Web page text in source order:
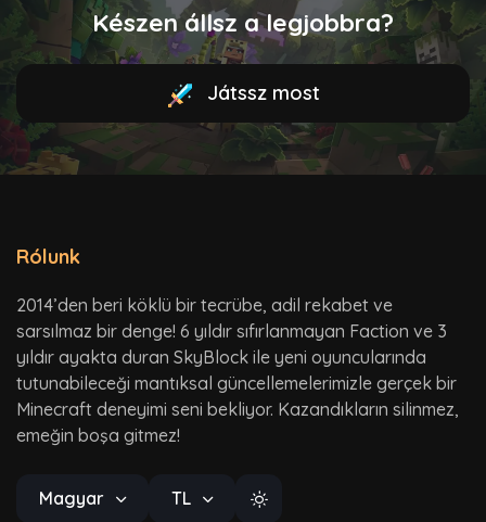
Készen állsz a legjobbra?
Játssz most
Rólunk
2014’den beri köklü bir tecrübe, adil rekabet ve
sarsılmaz bir denge! 6 yıldır sıfırlanmayan Faction ve 3
yıldır ayakta duran SkyBlock ile yeni oyuncularında
tutunabileceği mantıksal güncellemelerimizle gerçek bir
Minecraft deneyimi seni bekliyor. Kazandıkların silinmez,
emeğin boşa gitmez!
Magyar TL